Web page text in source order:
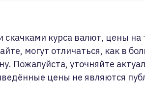
скачками курса валют, цены на
могут отличаться, как в
Пожалуйста, уточняйте
цены не являются